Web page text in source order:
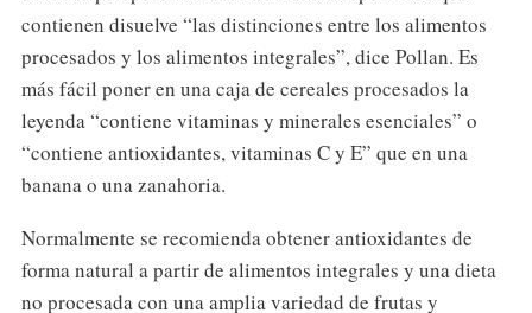
contienen disuelve “las distinciones entre los alimentos
procesados ​​y los alimentos integrales”, dice Pollan. Es
más fácil poner en una caja de cereales procesados ​​la
leyenda “contiene vitaminas y minerales esenciales” o
“contiene antioxidantes, vitaminas C y E” que en una
banana o una zanahoria.
Normalmente se recomienda obtener antioxidantes de
forma natural a partir de alimentos integrales y una dieta
no procesada con una amplia variedad de frutas y